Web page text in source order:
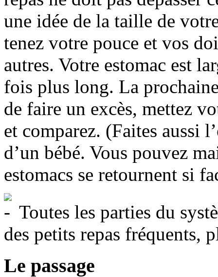
une idée de la taille de
tenez votre pouce et vos
autres. Votre estomac est
fois plus long. La
de faire un excès, mettez
et comparez. (Faites aussi
d’un bébé. Vous pouvez
estomacs se retournent si
Toutes les parties du
des petits repas fréquents,
Le passage